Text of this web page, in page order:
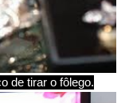
de tirar o fôlego.